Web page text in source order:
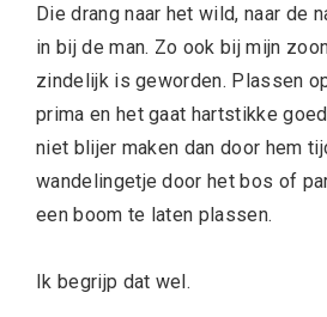
Die drang naar het wild, naar de
in bij de man. Zo ook bij mijn
zindelijk is geworden. Plassen
prima en het gaat hartstikke
niet blijer maken dan door hem
wandelingetje door het bos of
een boom te laten plassen.
Ik begrijp dat wel.